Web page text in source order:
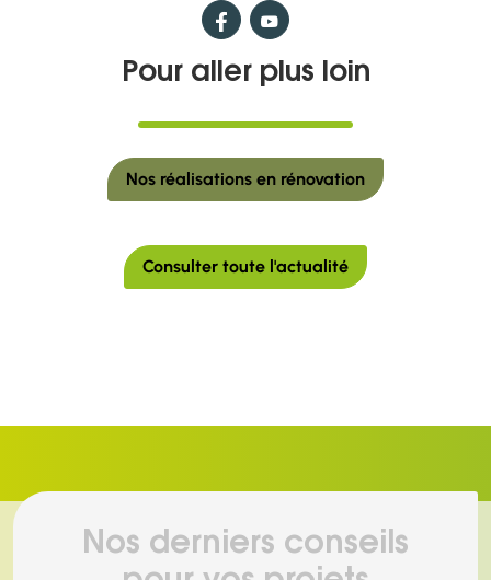
Pour aller plus loin
Nos réalisations en rénovation
Consulter toute l'actualité
Nos derniers conseils